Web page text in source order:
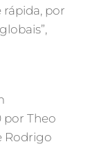
por
por Theo
Rodrigo